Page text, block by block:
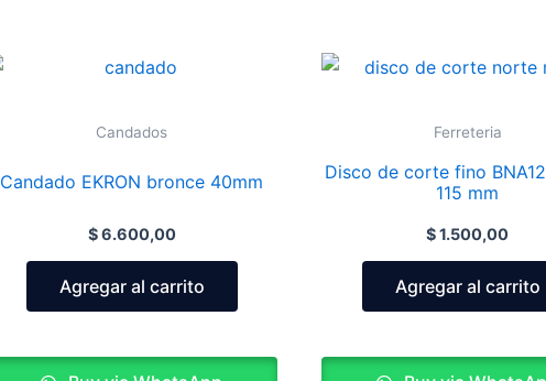
Candados
Candado EKRON bronce 40mm
$6.600,00
Agregar al carrito
Ferreteria
Disco de corte fino
115 mm
$1.500,00
Agregar al carrito